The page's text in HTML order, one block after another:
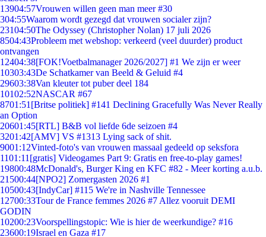
13904:57Vrouwen willen geen man meer #30
304:55Waarom wordt gezegd dat vrouwen socialer zijn?
23104:50The Odyssey (Christopher Nolan) 17 juli 2026
8504:43Probleem met webshop: verkeerd (veel duurder) product
ontvangen
12404:38[FOK!Voetbalmanager 2026/2027] #1 We zijn er weer
10303:43De Schatkamer van Beeld & Geluid #4
29603:38Van kleuter tot puber deel 184
10102:52NASCAR #67
8701:51 [Britse politiek] #141 Declining Gracefully Was Never Really
an Option
20601:45[RTL] B&B vol liefde 6de seizoen #4
3201:42[AMV] VS #1313 Lying sack of shit.
9001:12Vinted-foto's van vrouwen massaal gedeeld op seksfora
1101:11 [gratis] Videogames Part 9: Gratis en free-to-play games!
19800:48McDonald's, Burger King en KFC #82 - Meer korting a.u.b.
21500:44[NPO2] Zomergasten 2026 #1
10500:43[IndyCar] #115 We're in Nashville Tennessee
12700:33Tour de France femmes 2026 #7 Allez vooruit DEMI
GODIN
10200:23Voorspellingstopic: Wie is hier de weerkundige? #16
23600:19Israel en Gaza #17